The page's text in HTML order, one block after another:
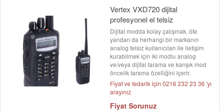
Vertex VXD720 dijital
profesyonel el telsiz
Dijital modda kolay çalışmak, öte
yandan da herhangi bir markanın
analog telsiz kullanıcıları ile iletişim
kurabilmek için iki modlu analog
ve/veya dijital tarama ve karışık mod
öncelik tarama özelliğini içerir.
Fiyat ve tedarik için 0216 232 23 36 'yı
arayınız
Fiyat Sorunuz